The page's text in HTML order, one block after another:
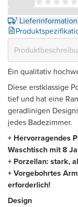
¹
Ein qualitativ
Diese erstklassige
tief und hat eine
geradlinigen
jedes Badezimmer.
+ Hervorragendes
Waschtisch mit 8
+ Porzellan: stark,
+ Vorgebohrtes
erforderlich!
Design